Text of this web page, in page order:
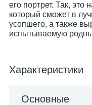
его портрет. Так, это
который сможет в
усопшего, а также
испытываемую
Характеристики
Основные